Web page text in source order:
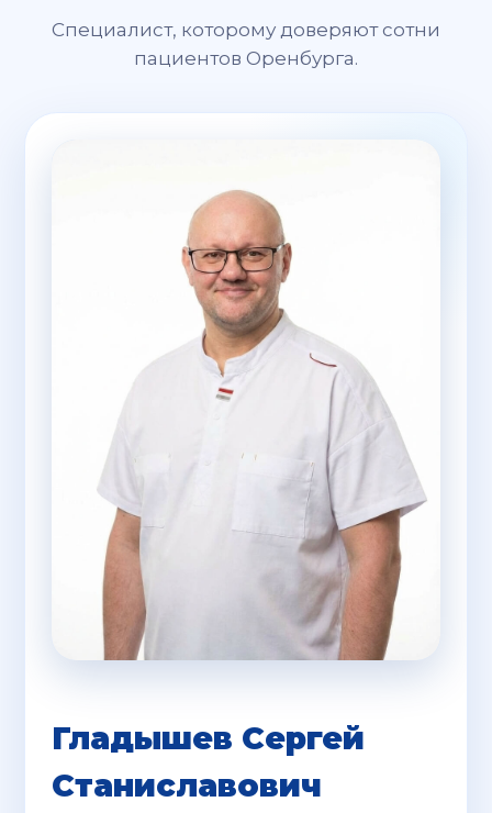
Специалист, которому доверяют сотни
пациентов Оренбурга.
Гладышев Сергей
Станиславович